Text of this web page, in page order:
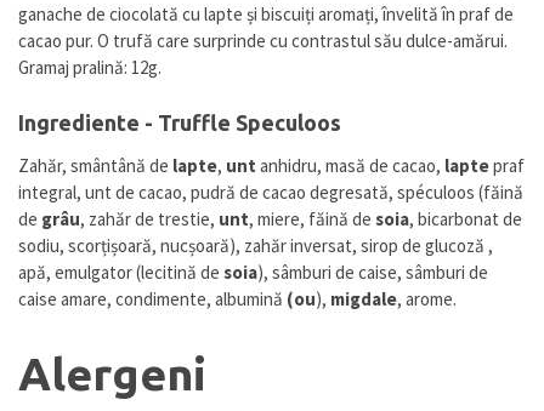
ganache de ciocolată cu lapte și biscuiți aromați, învelită în praf de
cacao pur. O trufă care surprinde cu contrastul său dulce-amărui.
Gramaj pralină: 12g.
Ingrediente - Truffle Speculoos
Zahăr, smântână de lapte, unt anhidru, masă de cacao, laptepraf
integral, unt de cacao, pudră de cacao degresată, spéculoos (făină
de grâu, zahăr de trestie, unt, miere, făină de soia, bicarbonat de
sodiu, scorțișoară, nucșoară), zahăr inversat, sirop de glucoză ,
apă, emulgator (lecitină de soia), sâmburi de caise, sâmburi de
caise amare, condimente, albumină (ou), migdale, arome.
Alergeni